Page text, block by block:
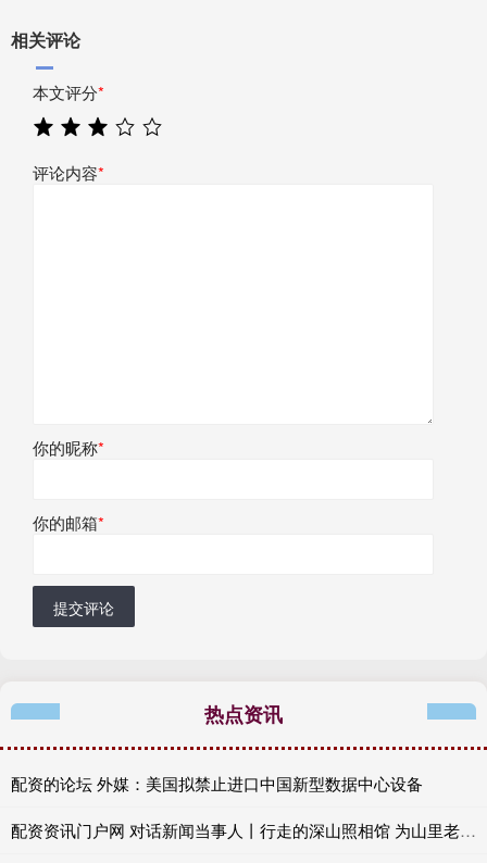
相关评论
本文评分*
评论内容*
你的昵称*
你的邮箱*
提交评论
热点资讯
配资的论坛 外媒：美国拟禁止进口中国新型数据中心设备
配资资讯门户网 对话新闻当事人丨行走的深山照相馆 为山里老人留住岁月里的光